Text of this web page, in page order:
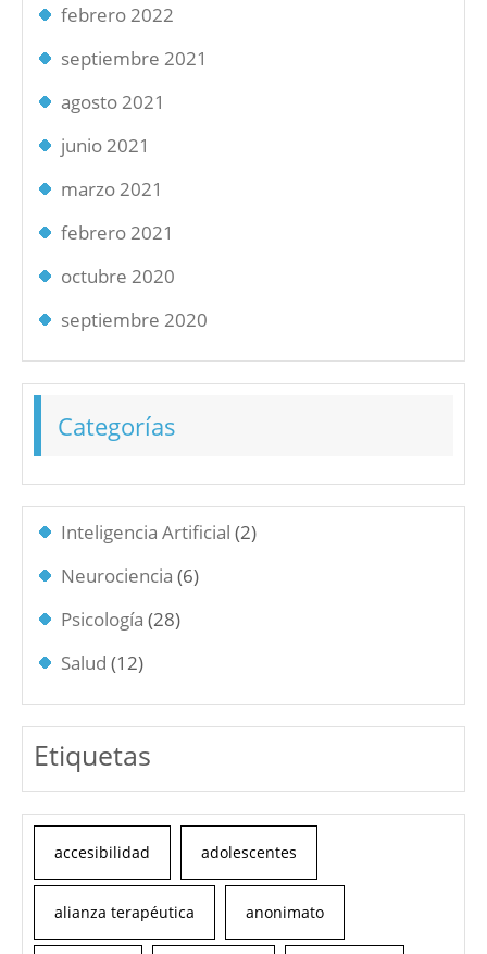
febrero 2022
septiembre 2021
agosto 2021
junio 2021
marzo 2021
febrero 2021
octubre 2020
septiembre 2020
Categorías
Inteligencia Artificial (2)
Neurociencia (6)
Psicología (28)
Salud (12)
Etiquetas
accesibilidad adolescentes
alianza terapéutica anonimato